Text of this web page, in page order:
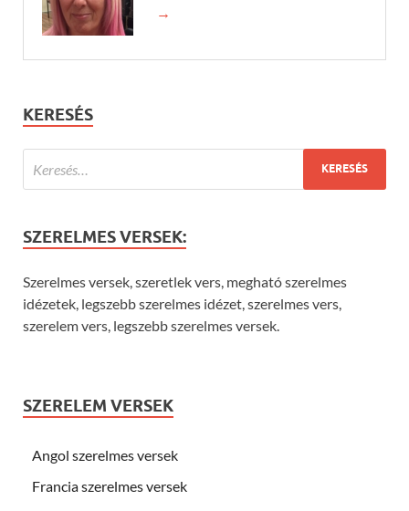
→
KERESÉS
SZERELMES VERSEK:
Szerelmes versek, szeretlek vers, megható szerelmes
idézetek, legszebb szerelmes idézet, szerelmes vers,
szerelem vers, legszebb szerelmes versek.
SZERELEM VERSEK
Angol szerelmes versek
Francia szerelmes versek